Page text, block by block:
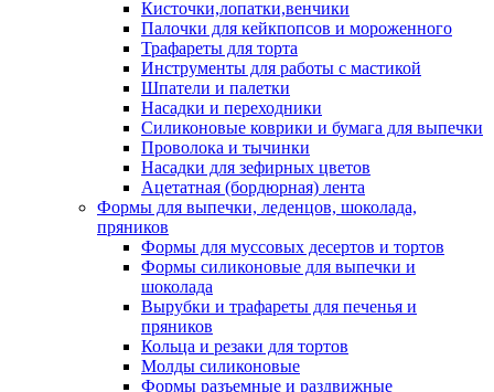
Кисточки,лопатки,венчики
Палочки для кейкпопсов и мороженного
Трафареты для торта
Инструменты для работы с мастикой
Шпатели и палетки
Насадки и переходники
Силиконовые коврики и бумага для выпечки
Проволока и тычинки
Насадки для зефирных цветов
Ацетатная (бордюрная) лента
Формы для выпечки, леденцов, шоколада,
пряников
Формы для муссовых десертов и тортов
Формы силиконовые для выпечки и
шоколада
Вырубки и трафареты для печенья и
пряников
Кольца и резаки для тортов
Молды силиконовые
Формы разъемные и раздвижные